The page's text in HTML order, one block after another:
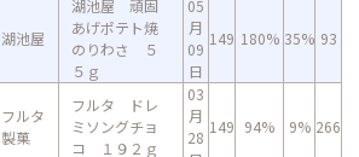
湖池屋
湖池屋 頑固
あげポテト焼
のりわさ ５
５ｇ
05
月
09
日
149 180% 35% 93
フルタ
製菓
フルタ ドレ
ミソングチョ
コ １９２ｇ
03
月
28
149 94% 9% 266